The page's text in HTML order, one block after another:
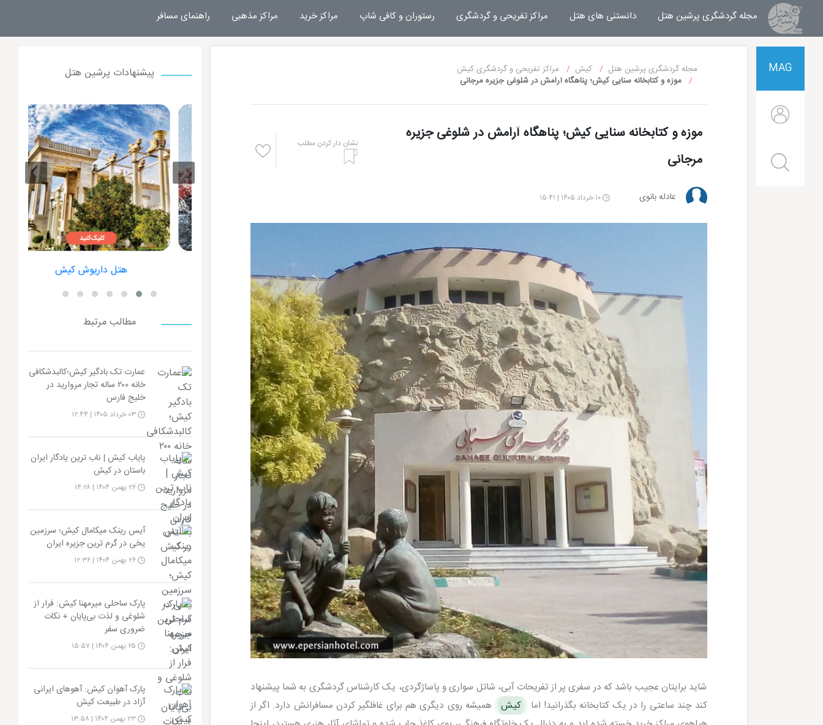
مجله گردشگری پرشین هتل مجله خبری پرشین هتل
دانستنی های هتل مراکز تفریحی و گردشگری رستوران و کافی شاپ مراکز خرید مراکز مذهبی راهنمای مسافر
MAG مجله گردشگری پرشین هتل کیش
مراکز تفریحی و گردشگری کیش
موزه و کتابخانه سنایی کیش؛ پناهگاه آرامش در شلوغی جزیره مرجانی
موزه و کتابخانه سنایی کیش؛ پناهگاه آرامش در شلوغی جزیره
مرجانی
نشان دار کردن مطلب
عادله بانوی ۱۰ خرداد ۱۴۰۵ | ۱۵:۴۱
شاید برایتان عجیب باشد که در سفری پر از تفریحات آبی، شاتل سواری و پاساژگردی، یک کارشناس گردشگری به شما پیشنهاد
کند چند ساعتی را در یک کتابخانه بگذرانید! اما
کیش
همیشه روی دیگری هم برای غافلگیر کردن مسافرانش دارد. اگر از
پیشنهادات پرشین هتل
هتل ترنج کیش هتل های کیش تفریحات کیش هتل داریوش کیش
‹
›
مطالب مرتبط
عمارت تک بادگیر کیش؛کالبدشکافی
خانه ۲۰۰ ساله تجار مروارید در
خلیج فارس
۰۳ خرداد ۱۴۰۵ | ۱۲:۴۴
پایاب کیش | ناب ترین یادگار ایران
باستان در کیش
۲۶ بهمن ۱۴۰۴ | ۱۴:۲۸
آیس رینک میکامال کیش؛ سرزمین
یخی در گرم ترین جزیره ایران
۲۶ بهمن ۱۴۰۴ | ۱۲:۳۶
پارک ساحلی میرمهنا کیش: فرار از
شلوغی و لذت بی‌پایان + نکات
ضروری سفر
پارک آهوان کیش: آهوهای ایرانی
آزاد در طبیعت کیش
۲۳ بهمن ۱۴۰۴ | ۱۳:۵۸